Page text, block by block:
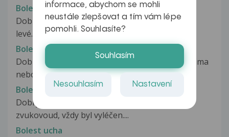
Bolest ucha
Dobrý den. Trápí mě delší dobu zalehlé ucho
levé.Od r.2005 mám šelesty v uchu...
Bolest ucha
Dobrý den,přibližně 2 roky nepravidelně ať je zima
nebo teplo mě trápí bolest...
Bolest ucha
Dobrý den, Před asi 7 lety jsem měla 2x zánět
zvukovoud, vždy byl vyléčen....
Bolest ucha
informace, abychom se mohli
neustále zlepšovat a tím vám lépe
pomohli. Souhlasíte?
Souhlasím
Nesouhlasím Nastavení